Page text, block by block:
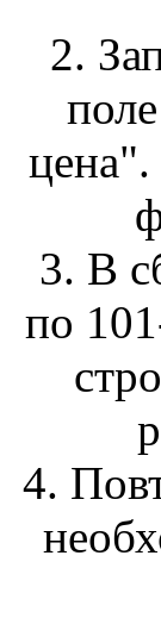
2.
3. В
по
4.